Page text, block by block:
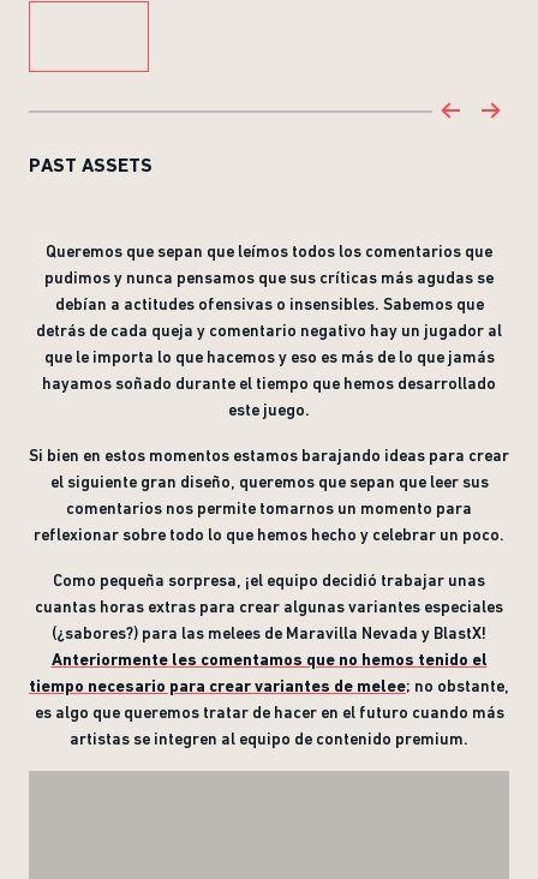
PAST ASSETS
Queremos que sepan que leímos todos los comentarios que
pudimos y nunca pensamos que sus críticas más agudas se
debían a actitudes ofensivas o insensibles. Sabemos que
detrás de cada queja y comentario negativo hay un jugador al
que le importa lo que hacemos y eso es más de lo que jamás
hayamos soñado durante el tiempo que hemos desarrollado
este juego.
Si bien en estos momentos estamos barajando ideas para crear
el siguiente gran diseño, queremos que sepan que leer sus
comentarios nos permite tomarnos un momento para
reflexionar sobre todo lo que hemos hecho y celebrar un poco.
Como pequeña sorpresa, ¡el equipo decidió trabajar unas
cuantas horas extras para crear algunas variantes especiales
(¿sabores?) para las melees de Maravilla Nevada y BlastX!
Anteriormente les comentamos que no hemos tenido el
tiempo necesario para crear variantes de melee; no obstante,
es algo que queremos tratar de hacer en el futuro cuando más
artistas se integren al equipo de contenido premium.